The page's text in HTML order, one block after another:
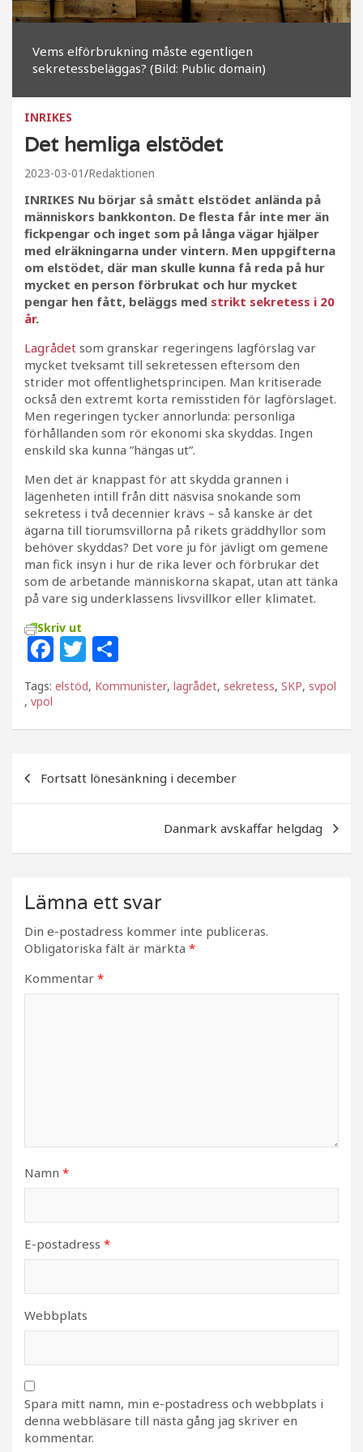
Vems elförbrukning måste egentligen
sekretessbeläggas? (Bild: Public domain)
INRIKES
Det hemliga elstödet
2023-03-01 Redaktionen
INRIKES Nu börjar så smått elstödet anlända på
människors bankkonton. De flesta får inte mer än
fickpengar och inget som på långa vägar hjälper
med elräkningarna under vintern. Men uppgifterna
om elstödet, där man skulle kunna få reda på hur
mycket en person förbrukat och hur mycket
pengar hen fått, beläggs med strikt sekretess i 20
år.
Lagrådet som granskar regeringens lagförslag var
mycket tveksamt till sekretessen eftersom den
strider mot offentlighetsprincipen. Man kritiserade
också den extremt korta remisstiden för lagförslaget.
Men regeringen tycker annorlunda: personliga
förhållanden som rör ekonomi ska skyddas. Ingen
enskild ska kunna ”hängas ut”.
Men det är knappast för att skydda grannen i
lägenheten intill från ditt näsvisa snokande som
sekretess i två decennier krävs – så kanske är det
ägarna till tiorumsvillorna på rikets gräddhyllor som
behöver skyddas? Det vore ju för jävligt om gemene
man fick insyn i hur de rika lever och förbrukar det
som de arbetande människorna skapat, utan att tänka
på vare sig underklassens livsvillkor eller klimatet.
Skriv ut
F
a
c
e
o
o
T
w
itt
e
el
a
Tags: elstöd, Kommunister, lagrådet, sekretess, SKP, svpol
, vpol
Fortsatt lönesänkning i december
Danmark avskaffar helgdag
Lämna ett svar
Din e-postadress kommer inte publiceras.
Obligatoriska fält är märkta *
Kommentar *
Namn *
E-postadress *
Webbplats
Spara mitt namn, min e-postadress och webbplats i
denna webbläsare till nästa gång jag skriver en
kommentar.